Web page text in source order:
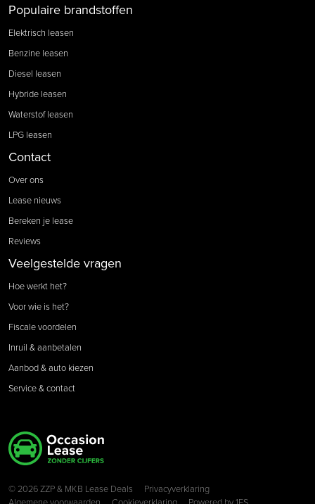
Populaire brandstoffen
Elektrisch leasen
Benzine leasen
Diesel leasen
Hybride leasen
Waterstof leasen
LPG leasen
Contact
Over ons
Lease nieuws
Bereken je lease
Reviews
Veelgestelde vragen
Hoe werkt het?
Voor wie is het?
Fiscale voordelen
Inruil & aanbetalen
Aanbod & auto kiezen
Service & contact
Copyright navigation
© 2026 ZZP & MKB Lease Deals
Privacyverklaring